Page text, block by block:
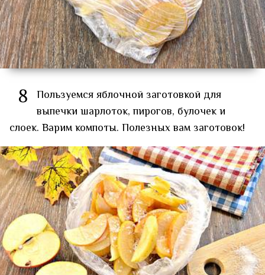
8 Пользуемся яблочной заготовкой для
выпечки шарлоток, пирогов, булочек и
слоек. Варим компоты. Полезных вам заготовок!